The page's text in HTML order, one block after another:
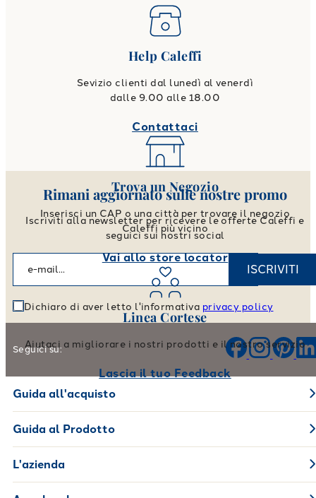
Help Caleffi
Sevizio clienti dal lunedì al venerdì
dalle 9.00 alle 18.00
Contattaci
Trova un Negozio
Inserisci un CAP o una città per trovare il negozio
Caleffi più vicino
Vai allo store locator
Linea Cortese
Aiutaci a migliorare i nostri prodotti e il nostro servizio
Lascia il tuo Feedback
Rimani aggiornato sulle nostre promo
Iscriviti alla newsletter per ricevere le offerte Caleffi e
seguici sui nostri social
ISCRIVITI
Dichiaro di aver letto l'informativa privacy policy
Seguici su:
Guida all'acquisto
Guida al Prodotto
L'azienda